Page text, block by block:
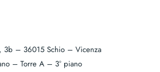
3b – 36015 Schio – Vicenza
– Torre A – 3° piano